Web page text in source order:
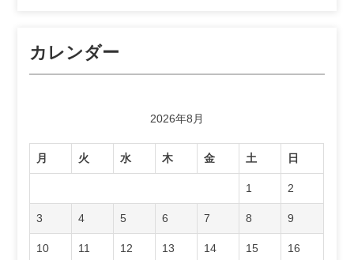
カレンダー
2026年8月
月 火 水 木 金 土 日
1 2
3 4 5 6 7 8 9
10 11 12 13 14 15 16